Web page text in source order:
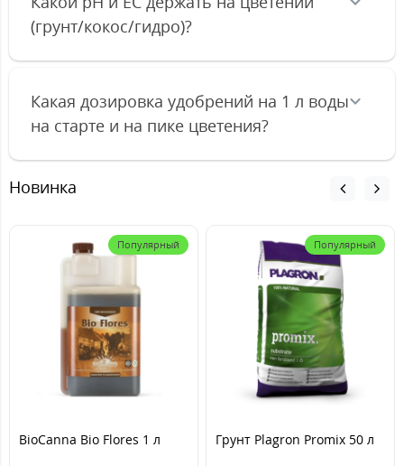
(грунт/кокос/гидро)?
Какая дозировка удобрений на 1 л воды
на старте и на пике цветения?
Новинка
Популярный
BioCanna Bio Flores 1 л
Популярный
Грунт Plagron Promix 50 л